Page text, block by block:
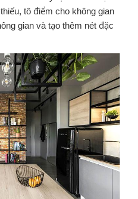
tô điểm cho không gian
gian và tạo thêm nét đặc